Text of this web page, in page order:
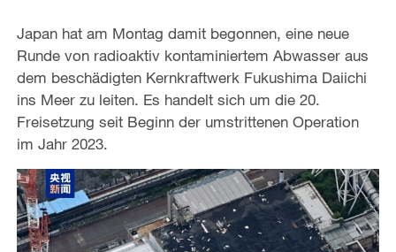
Japan hat am Montag damit begonnen, eine neue
Runde von radioaktiv kontaminiertem Abwasser aus
dem beschädigten Kernkraftwerk Fukushima Daiichi
ins Meer zu leiten. Es handelt sich um die 20.
Freisetzung seit Beginn der umstrittenen Operation
im Jahr 2023.